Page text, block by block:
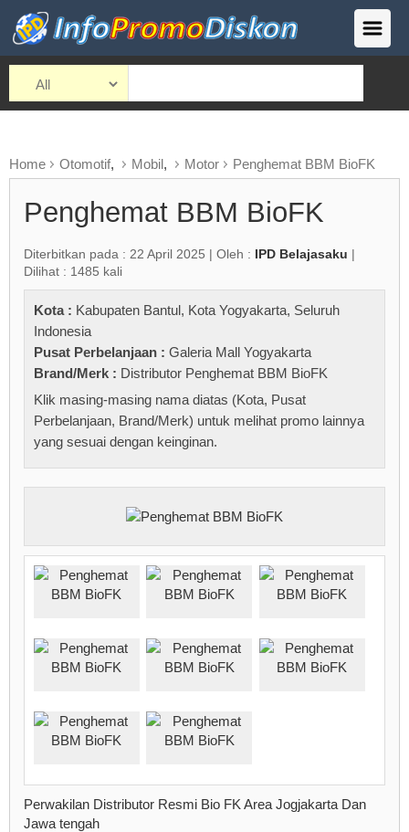
Home Otomotif, Mobil, Motor Penghemat BBM BioFK
Penghemat BBM BioFK
Diterbitkan pada : 22 April 2025 | Oleh : IPD Belajasaku |
Dilihat : 1485 kali
Kota : Kabupaten Bantul, Kota Yogyakarta, Seluruh
Indonesia
Pusat Perbelanjaan : Galeria Mall Yogyakarta
Brand/Merk : Distributor Penghemat BBM BioFK
Klik masing-masing nama diatas (Kota, Pusat
Perbelanjaan, Brand/Merk) untuk melihat promo lainnya
yang sesuai dengan keinginan.
Perwakilan Distributor Resmi Bio FK Area Jogjakarta Dan
Jawa tengah